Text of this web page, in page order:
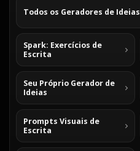
Todos os Geradores de Ideias
Spark: Exercícios de
Escrita
Seu Próprio Gerador de
Ideias
Prompts Visuais de
Escrita